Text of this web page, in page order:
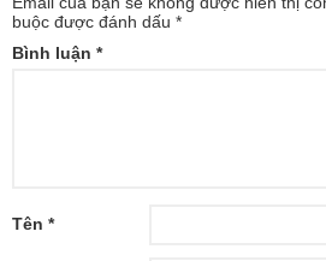
buộc được đánh dấu *
Bình luận *
Tên *